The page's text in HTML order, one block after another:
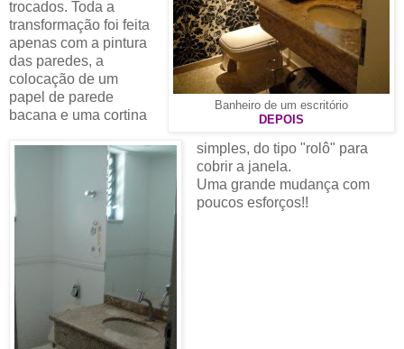
Banheiro de um escritório
DEPOIS
trocados. Toda a
transformação foi feita
apenas com a pintura
das paredes, a
colocação de um
papel de parede
bacana e uma cortina
simples, do tipo "rolô" para
cobrir a janela.
Uma grande mudança com
poucos esforços!!